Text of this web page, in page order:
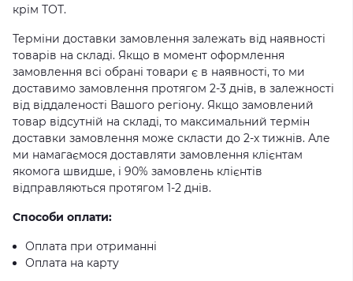
крім ТОТ.
Терміни доставки замовлення залежать від наявності
товарів на складі. Якщо в момент оформлення
замовлення всі обрані товари є в наявності, то ми
доставимо замовлення протягом 2-3 днів, в залежності
від віддаленості Вашого регіону. Якщо замовлений
товар відсутній на складі, то максимальний термін
доставки замовлення може скласти до 2-х тижнів. Але
ми намагаємося доставляти замовлення клієнтам
якомога швидше, і 90% замовлень клієнтів
відправляються протягом 1-2 днів.
Способи оплати:
Оплата при отриманні
Оплата на карту